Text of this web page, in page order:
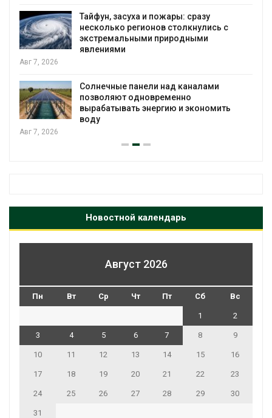
Тайфун, засуха и пожары: сразу
несколько регионов столкнулись с
экстремальными природными
явлениями
Авг 7, 2026
Солнечные панели над каналами
позволяют одновременно
вырабатывать энергию и экономить
воду
Авг 7, 2026
Новостной календарь
Август 2026
Пн Вт Ср Чт Пт Сб Вс
1 2
3 4 5 6 7 8 9
10 11 12 13 14 15 16
17 18 19 20 21 22 23
24 25 26 27 28 29 30
31